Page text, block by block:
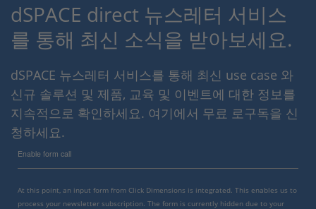
dSPACE direct 뉴스레터 서비스
를 통해 최신 소식을 받아보세요.
dSPACE 뉴스레터 서비스를 통해 최신 use case 와
신규 솔루션 및 제품, 교육 및 이벤트에 대한 정보를
지속적으로 확인하세요. 여기에서 무료 로구독을 신
청하세요.
Enable form call
At this point, an input form from Click Dimensions is integrated. This enables us to
process your newsletter subscription. The form is currently hidden due to your